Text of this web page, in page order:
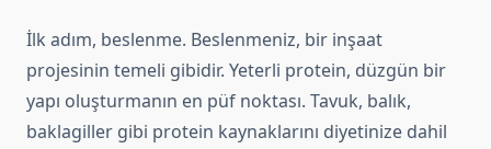
İlk adım, beslenme. Beslenmeniz, bir inşaat
projesinin temeli gibidir. Yeterli protein, düzgün bir
yapı oluşturmanın en püf noktası. Tavuk, balık,
baklagiller gibi protein kaynaklarını diyetinize dahil